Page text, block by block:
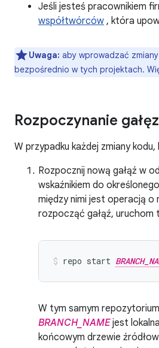
Jeśli jesteś pracownikiem
współtwórców , która
Uwaga: aby wprowadzać
bezpośrednio w tych projektach.
Rozpoczynanie
W przypadku każdej zmiany
Rozpocznij nową gałąź w
wskaźnikiem do
między nimi jest operacją o
rozpocząć gałąź, uruchom
repo start
W tym samym
BRANCH_NAMEjest
końcowym drzewie